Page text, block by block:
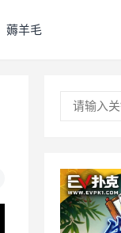
薅羊毛